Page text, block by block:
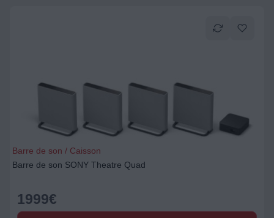
Barre de son / Caisson
Barre de son SONY Theatre Quad
1999€